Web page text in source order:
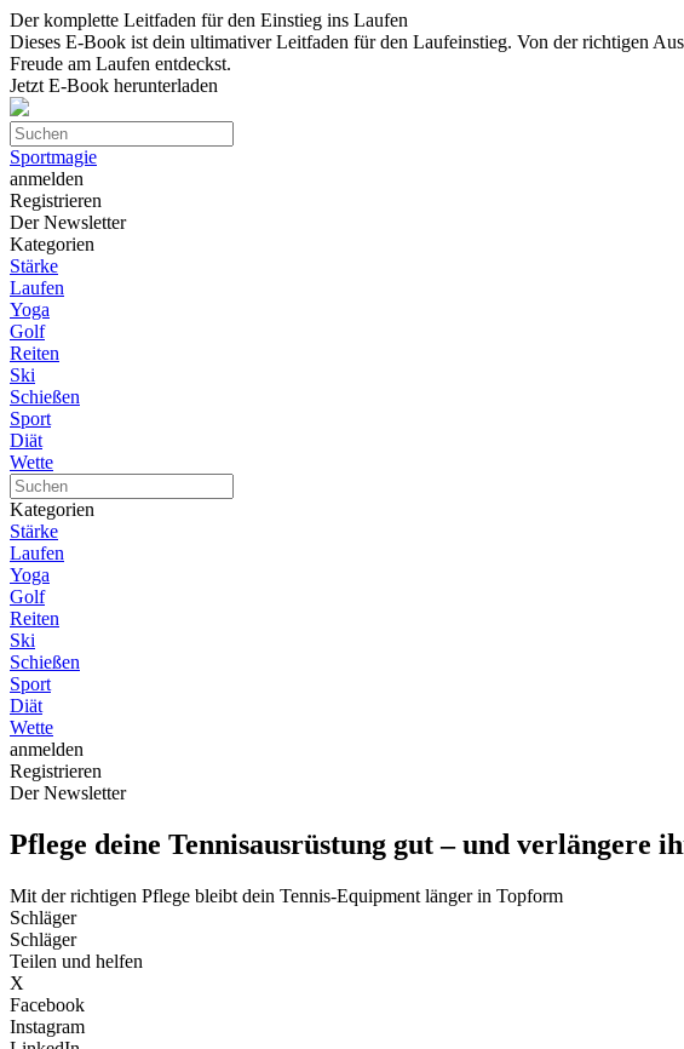
Der komplette Leitfaden für den Einstieg ins Laufen
Dieses E-Book ist dein ultimativer Leitfaden für den Laufeinstieg. Von der richtigen
Freude am Laufen entdeckst.
Jetzt E-Book herunterladen
Sportmagie
anmelden
Registrieren
Der Newsletter
Kategorien
Stärke
Laufen
Yoga
Golf
Reiten
Ski
Schießen
Sport
Diät
Wette
Kategorien
Stärke
Laufen
Yoga
Golf
Reiten
Ski
Schießen
Sport
Diät
Wette
anmelden
Registrieren
Der Newsletter
Pflege deine Tennisausrüstung gut – und verlängere
Mit der richtigen Pflege bleibt dein Tennis-Equipment länger in Topform
Schläger
Schläger
Teilen und helfen
X
Facebook
Instagram